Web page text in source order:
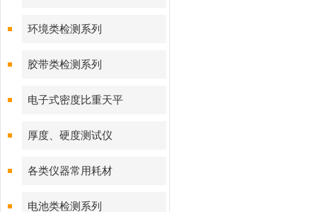
环境类检测系列
胶带类检测系列
电子式密度比重天平
厚度、硬度测试仪
各类仪器常用耗材
电池类检测系列